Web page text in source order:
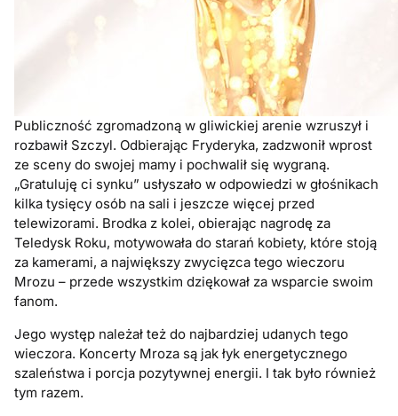
Publiczność zgromadzoną w gliwickiej arenie wzruszył i
rozbawił Szczyl. Odbierając Fryderyka, zadzwonił wprost
ze sceny do swojej mamy i pochwalił się wygraną.
„Gratuluję ci synku” usłyszało w odpowiedzi w głośnikach
kilka tysięcy osób na sali i jeszcze więcej przed
telewizorami. Brodka z kolei, obierając nagrodę za
Teledysk Roku, motywowała do starań kobiety, które stoją
za kamerami, a największy zwycięzca tego wieczoru
Mrozu – przede wszystkim dziękował za wsparcie swoim
fanom.
Jego występ należał też do najbardziej udanych tego
wieczora. Koncerty Mroza są jak łyk energetycznego
szaleństwa i porcja pozytywnej energii. I tak było również
tym razem.